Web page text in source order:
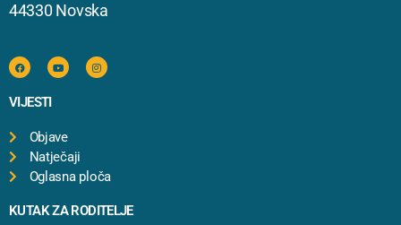
44330 Novska
VIJESTI
Objave
Natječaji
Oglasna ploča
KUTAK ZA RODITELJE